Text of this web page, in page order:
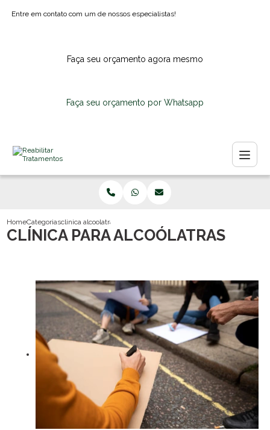
Entre em contato com um de nossos especialistas!
Faça seu orçamento agora mesmo
Faça seu orçamento por Whatsapp
HomeCategoriasclinica alcoolatras
CLÍNICA PARA ALCOÓLATRAS